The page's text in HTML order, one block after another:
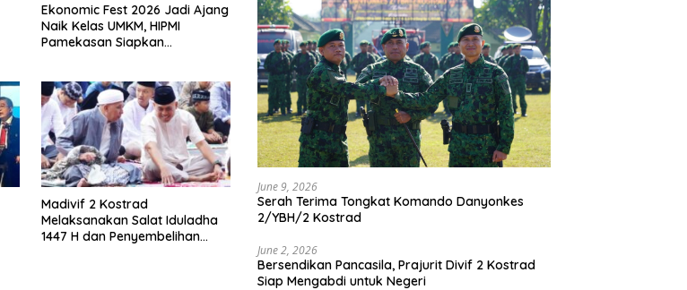
Ekonomic Fest 2026 Jadi Ajang
Naik Kelas UMKM, HIPMI
Pamekasan Siapkan
Madivif 2 Kostrad
Melaksanakan Salat Iduladha
1447 H dan Penyembelihan
June 9, 2026
Serah Terima Tongkat Komando Danyonkes
2/YBH/2 Kostrad
June 2, 2026
Bersendikan Pancasila, Prajurit Divif 2 Kostrad
Siap Mengabdi untuk Negeri